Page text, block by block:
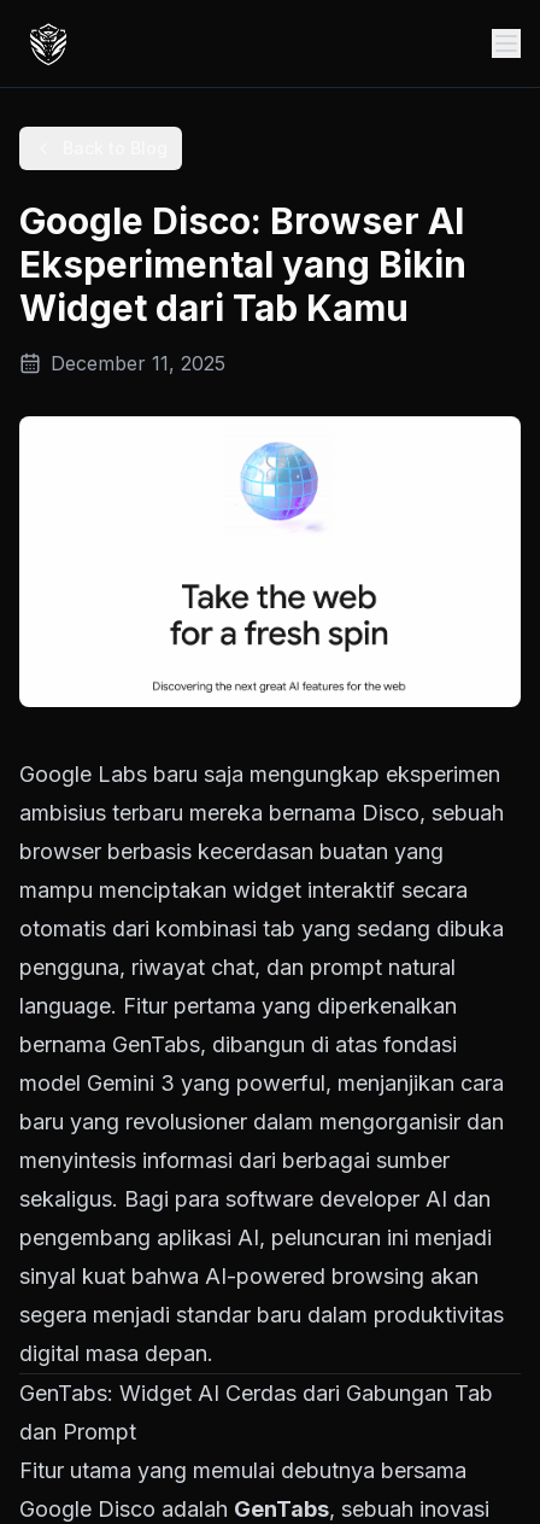
Google Disco: Browser AI
Eksperimental yang Bikin
Widget dari Tab Kamu
December 11, 2025
Google Labs baru saja mengungkap eksperimen
ambisius terbaru mereka bernama Disco, sebuah
browser berbasis kecerdasan buatan yang
mampu menciptakan widget interaktif secara
otomatis dari kombinasi tab yang sedang dibuka
pengguna, riwayat chat, dan prompt natural
language. Fitur pertama yang diperkenalkan
bernama GenTabs, dibangun di atas fondasi
model Gemini 3 yang powerful, menjanjikan cara
baru yang revolusioner dalam mengorganisir dan
menyintesis informasi dari berbagai sumber
sekaligus. Bagi para software developer AI dan
pengembang aplikasi AI, peluncuran ini menjadi
sinyal kuat bahwa AI-powered browsing akan
segera menjadi standar baru dalam produktivitas
digital masa depan.
GenTabs: Widget AI Cerdas dari Gabungan Tab
dan Prompt
Fitur utama yang memulai debutnya bersama
Google Disco adalah GenTabs, sebuah inovasi